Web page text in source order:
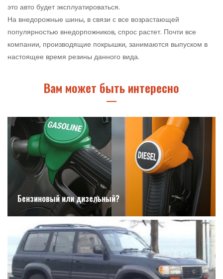
это авто будет эксплуатироваться.
На внедорожные шины, в связи с все возрастающей
популярностью внедорпожников, спрос растет. Почти все
компании, производящие покрышки, занимаются выпуском в
настоящее время резины данного вида.
Вам может быть интересно
Бензиновый или дизельный?